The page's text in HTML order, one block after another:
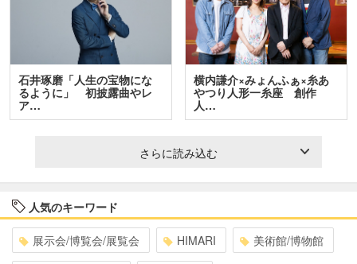
石井琢磨「人生の宝物にな
るように」 初披露曲やレ
ア…
横内謙介×みょんふぁ×糸あ
やつり人形一糸座 創作
人…
さらに読み込む
人気のキーワード
展示会/博覧会/展覧会 HIMARI 美術館/博物館